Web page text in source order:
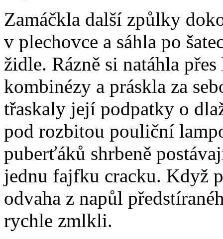
Zamáčkla další způlky
v plechovce a sáhla po
židle. Rázně si natáhla
kombinézy a práskla za
třaskaly její podpatky o
pod rozbitou pouliční
puberťáků shrbeně
jednu fajfku cracku. Když
odvaha z napůl
rychle zmlkli.